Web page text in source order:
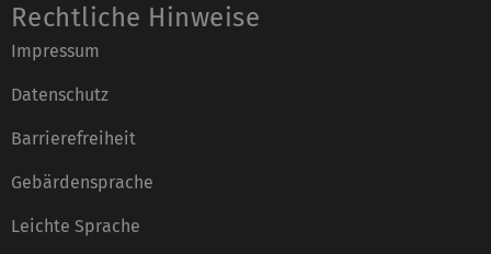
Rechtliche Hinweise
Impressum
Datenschutz
Barrierefreiheit
Gebärdensprache
Leichte Sprache